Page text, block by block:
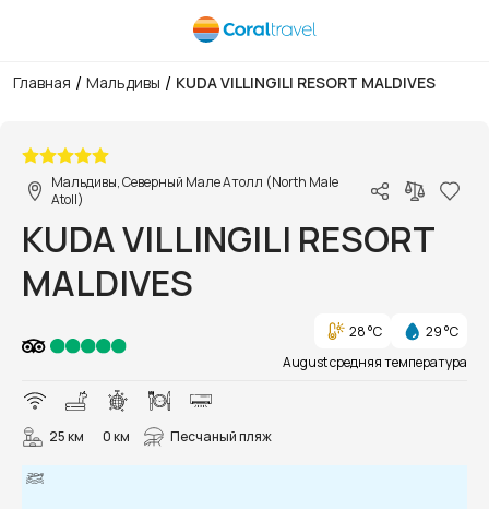
Главная / Мальдивы / KUDA VILLINGILI RESORT MALDIVES
Мальдивы, Северный Мале Атолл (North Male
Atoll)
KUDA VILLINGILI RESORT
MALDIVES
28 °C
29 °C
August средняя температура
25 км 0 км Песчаный пляж